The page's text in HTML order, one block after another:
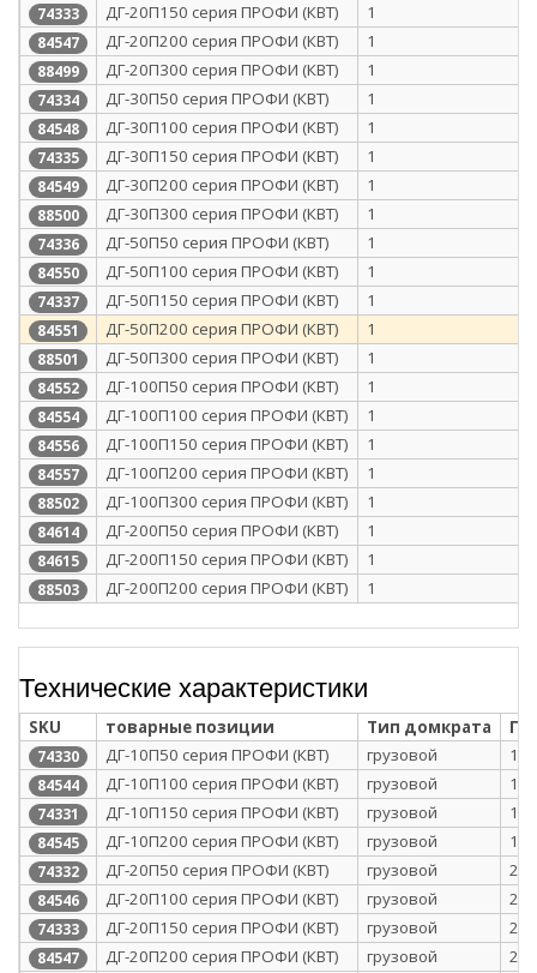
74333 ДГ-20П150 серия ПРОФИ (КВТ) 1
84547 ДГ-20П200 серия ПРОФИ (КВТ) 1
88499 ДГ-20П300 серия ПРОФИ (КВТ) 1
74334 ДГ-30П50 серия ПРОФИ (КВТ) 1
84548 ДГ-30П100 серия ПРОФИ (КВТ) 1
74335 ДГ-30П150 серия ПРОФИ (КВТ) 1
84549 ДГ-30П200 серия ПРОФИ (КВТ) 1
88500 ДГ-30П300 серия ПРОФИ (КВТ) 1
74336 ДГ-50П50 серия ПРОФИ (КВТ) 1
84550 ДГ-50П100 серия ПРОФИ (КВТ) 1
74337 ДГ-50П150 серия ПРОФИ (КВТ) 1
84551 ДГ-50П200 серия ПРОФИ (КВТ) 1
88501 ДГ-50П300 серия ПРОФИ (КВТ) 1
84552 ДГ-100П50 серия ПРОФИ (КВТ) 1
84554 ДГ-100П100 серия ПРОФИ (КВТ) 1
84556 ДГ-100П150 серия ПРОФИ (КВТ) 1
84557 ДГ-100П200 серия ПРОФИ (КВТ) 1
88502 ДГ-100П300 серия ПРОФИ (КВТ) 1
84614 ДГ-200П50 серия ПРОФИ (КВТ) 1
84615 ДГ-200П150 серия ПРОФИ (КВТ) 1
88503 ДГ-200П200 серия ПРОФИ (КВТ) 1
Технические характеристики
SKU товарные позиции Тип домкрата
74330 ДГ-10П50 серия ПРОФИ (КВТ) грузовой 10
84544 ДГ-10П100 серия ПРОФИ (КВТ) грузовой 10
74331 ДГ-10П150 серия ПРОФИ (КВТ) грузовой 10
84545 ДГ-10П200 серия ПРОФИ (КВТ) грузовой 10
74332 ДГ-20П50 серия ПРОФИ (КВТ) грузовой 20
84546 ДГ-20П100 серия ПРОФИ (КВТ) грузовой 20
74333 ДГ-20П150 серия ПРОФИ (КВТ) грузовой 20
84547 ДГ-20П200 серия ПРОФИ (КВТ) грузовой 20